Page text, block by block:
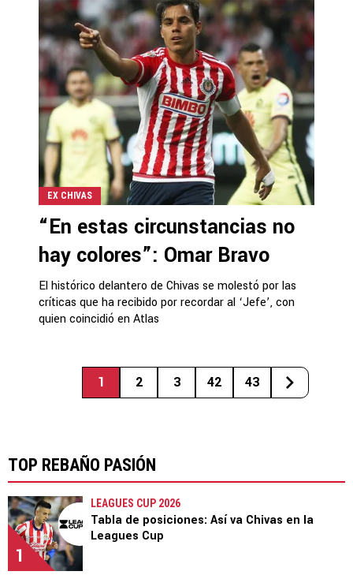
EX CHIVAS
“En estas circunstancias no
hay colores”: Omar Bravo
El histórico delantero de Chivas se molestó por las
críticas que ha recibido por recordar al ‘Jefe’, con
quien coincidió en Atlas
1 2 3 42 43
TOP REBAÑO PASIÓN
1
LEAGUES CUP 2026
Tabla de posiciones: Así va Chivas en la
Leagues Cup